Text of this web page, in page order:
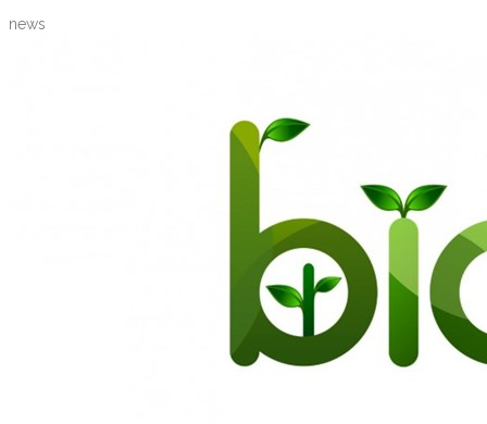
news